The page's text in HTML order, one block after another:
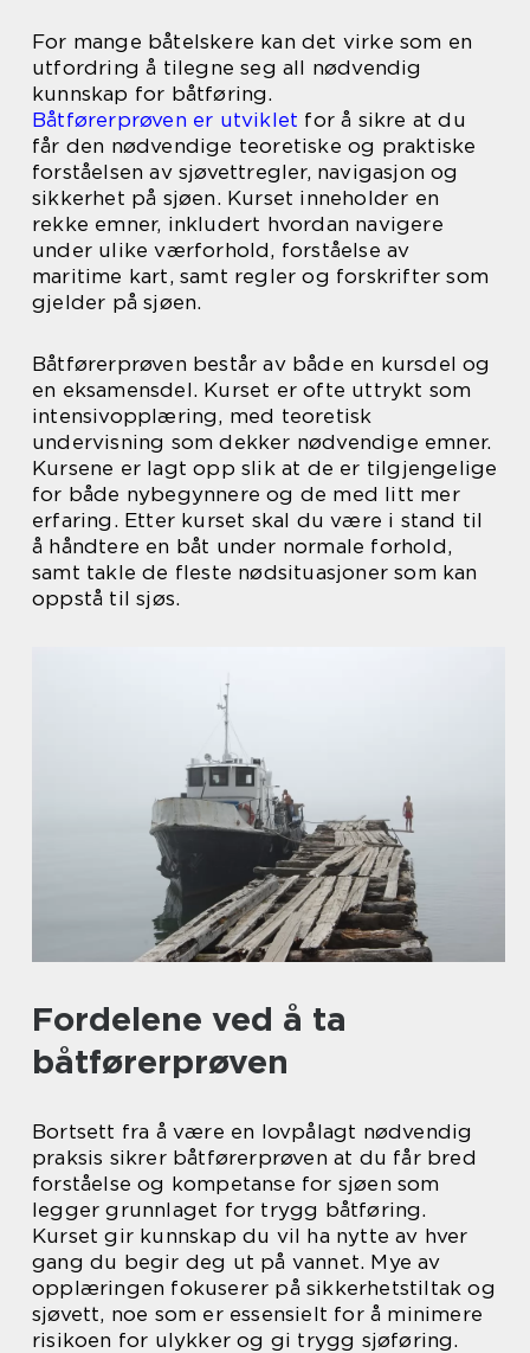
For mange båtelskere kan det virke som en
utfordring å tilegne seg all nødvendig
kunnskap for båtføring.
Båtførerprøven er utviklet for å sikre at du
får den nødvendige teoretiske og praktiske
forståelsen av sjøvettregler, navigasjon og
sikkerhet på sjøen. Kurset inneholder en
rekke emner, inkludert hvordan navigere
under ulike værforhold, forståelse av
maritime kart, samt regler og forskrifter som
gjelder på sjøen.
Båtførerprøven består av både en kursdel og
en eksamensdel. Kurset er ofte uttrykt som
intensivopplæring, med teoretisk
undervisning som dekker nødvendige emner.
Kursene er lagt opp slik at de er tilgjengelige
for både nybegynnere og de med litt mer
erfaring. Etter kurset skal du være i stand til
å håndtere en båt under normale forhold,
samt takle de fleste nødsituasjoner som kan
oppstå til sjøs.
Fordelene ved å ta
båtførerprøven
Bortsett fra å være en lovpålagt nødvendig
praksis sikrer båtførerprøven at du får bred
forståelse og kompetanse for sjøen som
legger grunnlaget for trygg båtføring.
Kurset gir kunnskap du vil ha nytte av hver
gang du begir deg ut på vannet. Mye av
opplæringen fokuserer på sikkerhetstiltak og
sjøvett, noe som er essensielt for å minimere
risikoen for ulykker og gi trygg sjøføring.